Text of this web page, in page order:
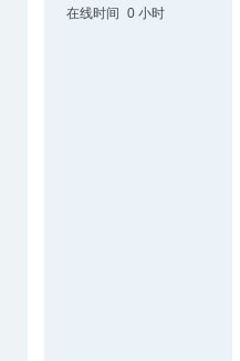
在线时间 0 小时